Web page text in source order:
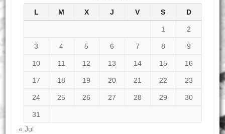
L M X J V S D
1 2
3 4 5 6 7 8 9
10 11 12 13 14 15 16
17 18 19 20 21 22 23
24 25 26 27 28 29 30
31
« Jul